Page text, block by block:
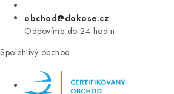
obchod@dokose.cz
Odpovíme do 24 hodin
Spolehlivý obchod
Úvod Kontakt Blog
Moje objednávka